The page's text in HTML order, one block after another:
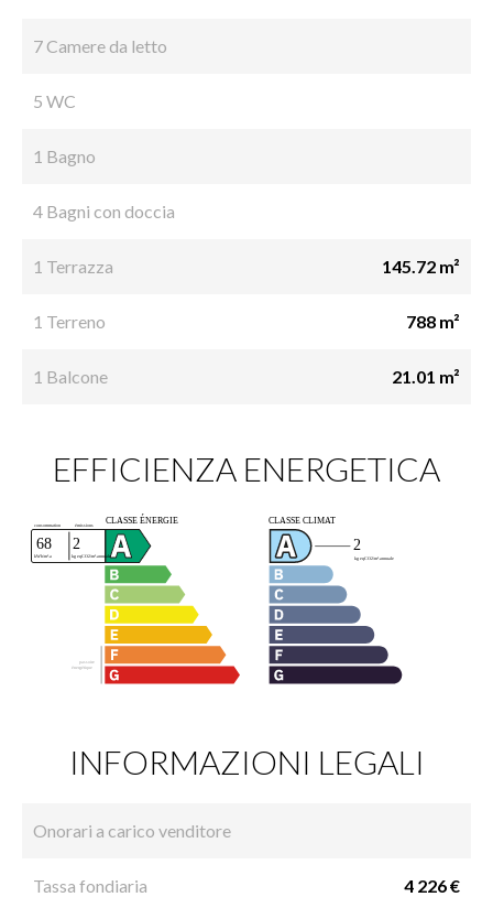
7 Camere da letto
5 WC
1 Bagno
4 Bagni con doccia
1 Terrazza 145.72 m²
1 Terreno 788 m²
1 Balcone 21.01 m²
EFFICIENZA ENERGETICA
INFORMAZIONI LEGALI
Onorari a carico venditore
Tassa fondiaria 4 226 €